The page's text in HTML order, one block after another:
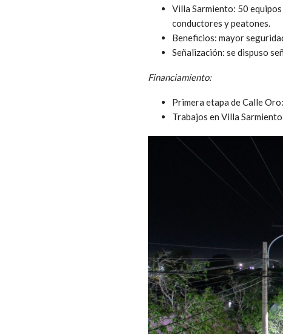
Villa Sarmiento: 50
conductores y peatones.
Beneficios: mayor
Señalización: se dispuso
Financiamiento:
Primera etapa de Calle
Trabajos en Villa